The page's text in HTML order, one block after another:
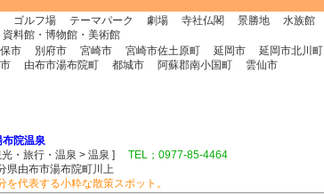
ゴルフ場 テーマパーク 劇場 寺社仏閣 景勝地 水族館
資料館・博物館・美術館
市 別府市 宮崎市 宮崎市佐土原町 延岡市 延岡市北川町
由布市湯布院町 都城市 阿蘇郡南小国町
雲仙市
布院温泉
光・旅行・温泉 > 温泉 ] TEL；0977-85-4464
県由布市湯布院町川上
を代表する小粋な散策スポット。